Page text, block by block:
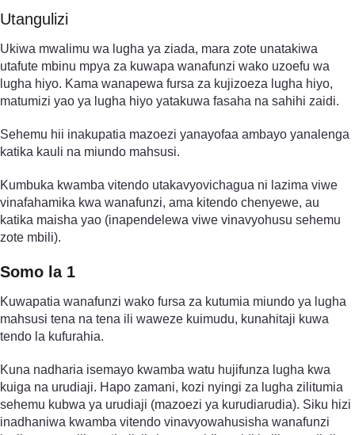
Utangulizi
Ukiwa mwalimu wa lugha ya ziada, mara zote unatakiwa
utafute mbinu mpya za kuwapa wanafunzi wako uzoefu wa
lugha hiyo. Kama wanapewa fursa za kujizoeza lugha hiyo,
matumizi yao ya lugha hiyo yatakuwa fasaha na sahihi zaidi.
Sehemu hii inakupatia mazoezi yanayofaa ambayo yanalenga
katika kauli na miundo mahsusi.
Kumbuka kwamba vitendo utakavyovichagua ni lazima viwe
vinafahamika kwa wanafunzi, ama kitendo chenyewe, au
katika maisha yao (inapendelewa viwe vinavyohusu sehemu
zote mbili).
Somo la 1
Kuwapatia wanafunzi wako fursa za kutumia miundo ya lugha
mahsusi tena na tena ili waweze kuimudu, kunahitaji kuwa
tendo la kufurahia.
Kuna nadharia isemayo kwamba watu hujifunza lugha kwa
kuiga na urudiaji. Hapo zamani, kozi nyingi za lugha zilitumia
sehemu kubwa ya urudiaji (mazoezi ya kurudiarudia). Siku hizi
inadhaniwa kwamba vitendo vinavyowahusisha wanafunzi